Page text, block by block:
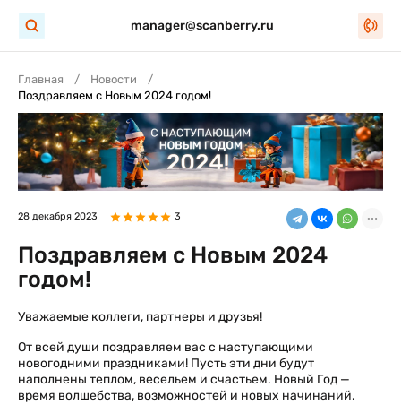
manager@scanberry.ru
Главная
Новости
Поздравляем с Новым 2024 годом!
28 декабря 2023 3
Поздравляем с Новым 2024
годом!
Уважаемые коллеги, партнеры и друзья!
От всей души поздравляем вас с наступающими
новогодними праздниками! Пусть эти дни будут
наполнены теплом, весельем и счастьем. Новый Год —
время волшебства, возможностей и новых начинаний.